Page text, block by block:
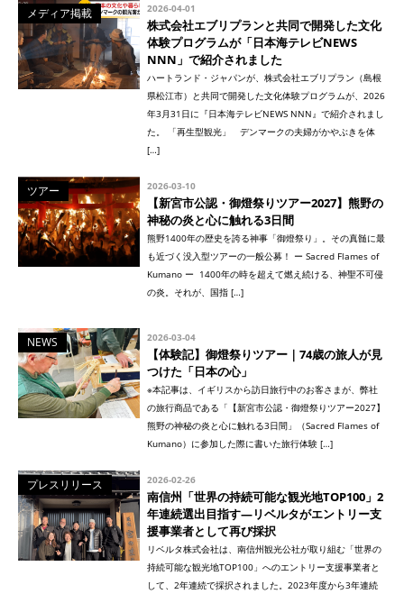
メディア掲載 2026-04-01
株式会社エブリプランと共同で開発した文化
体験プログラムが「日本海テレビNEWS
NNN」で紹介されました
ハートランド・ジャパンが、株式会社エブリプラン（島根
県松江市）と共同で開発した文化体験プログラムが、2026
年3月31日に『日本海テレビNEWS NNN』で紹介されまし
た。 「再生型観光」 デンマークの夫婦がかやぶきを体
[…]
ツアー 2026-03-10
【新宮市公認・御燈祭りツアー2027】熊野の
神秘の炎と心に触れる3日間
熊野1400年の歴史を誇る神事「御燈祭り」。その真髄に最
も近づく没入型ツアーの一般公募！ ー Sacred Flames of
Kumano ー 1400年の時を超えて燃え続ける、神聖不可侵
の炎。それが、国指 […]
NEWS 2026-03-04
【体験記】御燈祭りツアー｜74歳の旅人が見
つけた「日本の心」
※本記事は、イギリスから訪日旅行中のお客さまが、弊社
の旅行商品である「【新宮市公認・御燈祭りツアー2027】
熊野の神秘の炎と心に触れる3日間」（Sacred Flames of
Kumano）に参加した際に書いた旅行体験 […]
プレスリリース 2026-02-26
南信州「世界の持続可能な観光地TOP100」2
年連続選出目指す—リベルタがエントリー支
援事業者として再び採択
リベルタ株式会社は、南信州観光公社が取り組む「世界の
持続可能な観光地TOP100」へのエントリー支援事業者と
して、2年連続で採択されました。2023年度から3年連続